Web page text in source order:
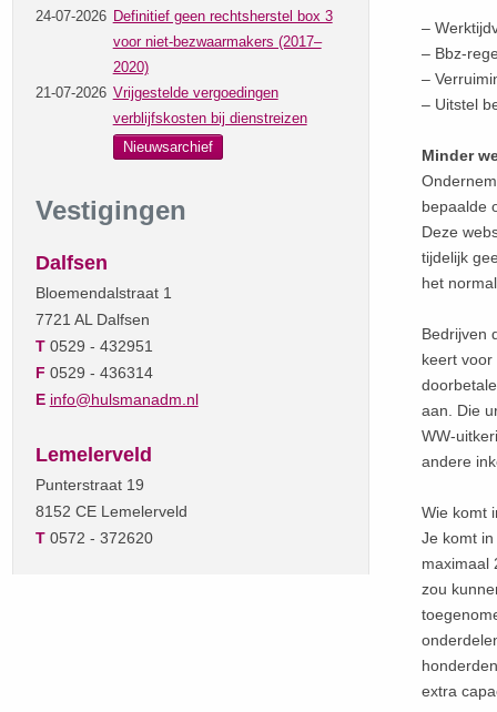
24-07-2026 Definitief geen rechtsherstel box 3
voor niet-bezwaarmakers (2017–
2020)
21-07-2026 Vrijgestelde vergoedingen
verblijfskosten bij dienstreizen
Nieuwsarchief
Vestigingen
Dalfsen
Bloemendalstraat 1
7721 AL Dalfsen
T0529 - 432951
F 0529 - 436314
E info@hulsmanadm.nl
Lemelerveld
Punterstraat 19
8152 CE Lemelerveld
T0572 - 372620
–
– Bbz-
–
– Uitstel
Minder
bepaalde
Deze
tijdelijk
het
Bedrijven
keert
aan. Die
WW-
andere
Wie komt
Je komt
maximaal
zou
extra